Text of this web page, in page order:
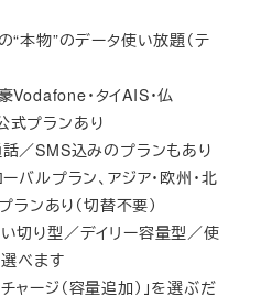
本物”のデータ使い放題（テ
Vodafone・タイAIS・仏
式プランあり
／SMS込みのプランもあり
ルプラン、アジア・欧州・北
ランあり（切替不要）
切り型／デイリー容量型／使
べます
ャージ（容量追加）」を選ぶだ